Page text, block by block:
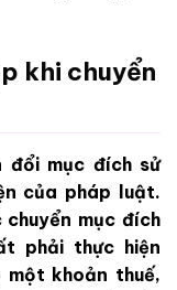
khi chuyển
đổi mục đích sử
của pháp luật.
mục đích
phải thực hiện
khoản thuế,